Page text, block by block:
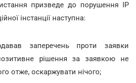
призведе до порушення IP
інстанції наступна:
заперечень проти заявки
рішення за заявкою не
отже, оскаржувати нічого;